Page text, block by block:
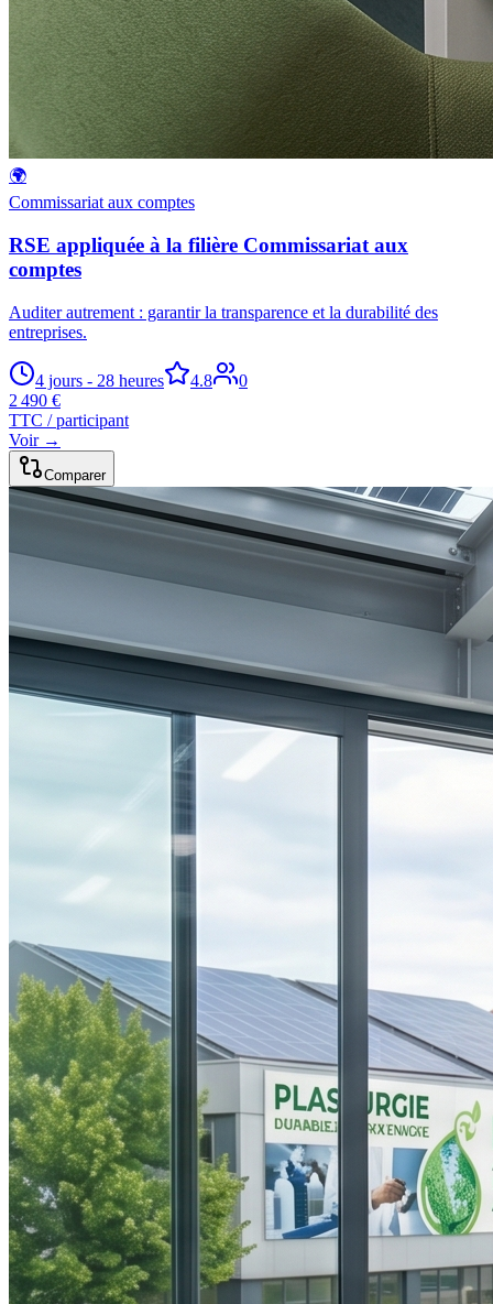
🌍
Commissariat aux comptes
RSE appliquée à la filière Commissariat aux
comptes
Auditer autrement : garantir la transparence et la durabilité des
entreprises.
4 jours - 28 heures 4.8
0
2 490 €
TTC / participant
Voir →
Comparer